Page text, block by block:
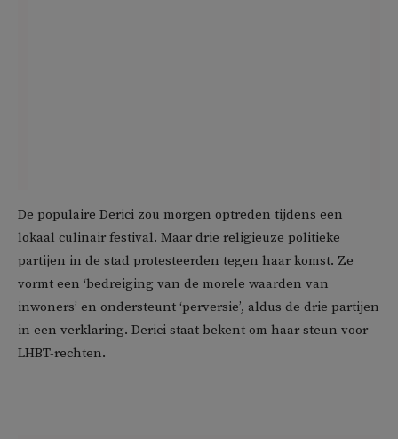
De populaire Derici zou morgen optreden tijdens een
lokaal culinair festival. Maar drie religieuze politieke
partijen in de stad protesteerden tegen haar komst. Ze
vormt een ‘bedreiging van de morele waarden van
inwoners’ en ondersteunt ‘perversie’, aldus de drie partijen
in een verklaring. Derici staat bekent om haar steun voor
LHBT-rechten.